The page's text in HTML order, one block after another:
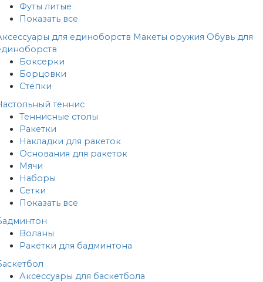
Футы литые
Показать все
для единоборств Макеты оружия Обувь для
Боксерки
Борцовки
Степки
теннис
Теннисные столы
Ракетки
Накладки для ракеток
Основания для ракеток
Мячи
Наборы
Сетки
Показать все
Воланы
Ракетки для бадминтона
Аксессуары для баскетбола